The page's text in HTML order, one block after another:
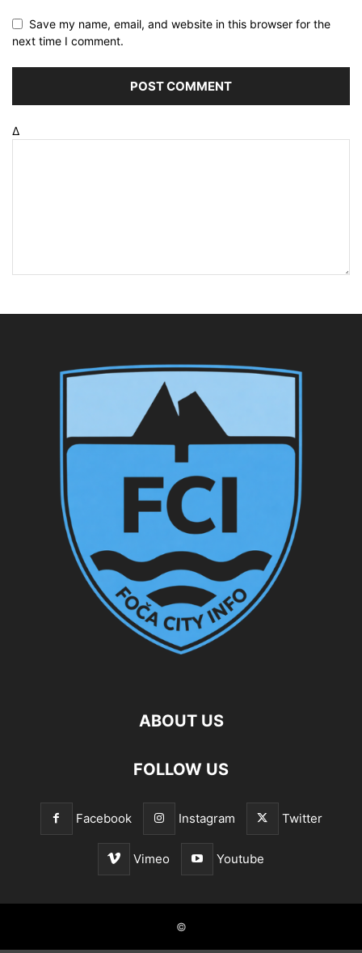
Save my name, email, and website in this browser for the
next time I comment.
Δ
ABOUT US
FOLLOW US
Facebook Instagram Twitter
Vimeo Youtube
©